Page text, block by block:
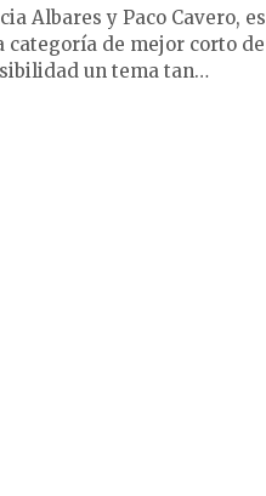
Albares y Paco Cavero, es
categoría de mejor corto de
un tema tan…